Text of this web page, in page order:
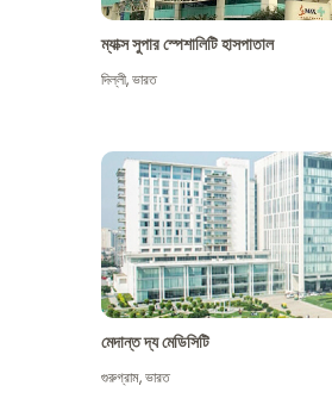
ম্যাক্স সুপার স্পেশালিটি হাসপাতাল
দিল্লী,ভারত
মেদান্ত দ্য মেডিসিটি
গুরুগ্রাম,ভারত